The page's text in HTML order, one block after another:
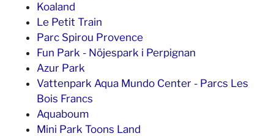
Koaland
Le Petit Train
Parc Spirou Provence
Fun Park - Nöjespark i Perpignan
Azur Park
Vattenpark Aqua Mundo Center - Parcs Les
Bois Francs
Aquaboum
Mini Park Toons Land